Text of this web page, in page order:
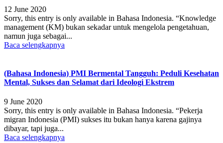
12 June 2020
Sorry, this entry is only available in Bahasa Indonesia. “Knowledge
management (KM) bukan sekadar untuk mengelola pengetahuan,
namun juga sebagai...
Baca selengkapnya
(Bahasa Indonesia) PMI Bermental Tangguh: Peduli Kesehatan
Mental, Sukses dan Selamat dari Ideologi Ekstrem
9 June 2020
Sorry, this entry is only available in Bahasa Indonesia. “Pekerja
migran Indonesia (PMI) sukses itu bukan hanya karena gajinya
dibayar, tapi juga...
Baca selengkapnya